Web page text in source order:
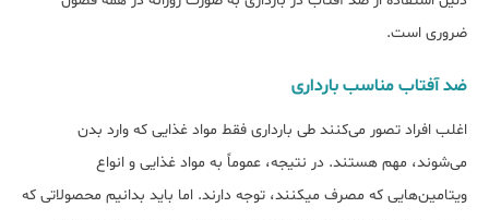
ضروری است.
ضد آفتاب مناسب بارداری
اغلب افراد تصور می‌کنند طی بارداری فقط مواد غذایی که وارد بدن
می‌شوند، مهم هستند. در نتیجه، عموماً به مواد غذایی و انواع
ویتامین‌هایی که مصرف می‎کنند، توجه دارند. اما باید بدانیم محصولاتی که